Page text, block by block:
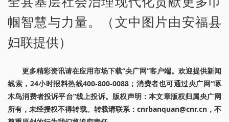
帼智慧与力量。（文中图片由安福县
妇联提供）
更多精彩资讯请在应用市场下载“央广网”客户端。欢迎提供新闻
线索，24小时报料热线400-800-0088；消费者也可通过央广网“啄
木鸟消费者投诉平台”线上投诉。版权声明：本文章版权归属央广网
所有，未经授权不得转载。转载请联系：cnrbanquan@cnr.cn，不